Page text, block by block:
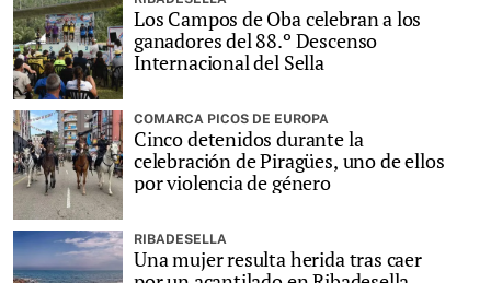
Los Campos de Oba celebran a los
ganadores del 88.º Descenso
Internacional del Sella
COMARCA PICOS DE EUROPA
Cinco detenidos durante la
celebración de Piragües, uno de ellos
por violencia de género
RIBADESELLA
Una mujer resulta herida tras caer